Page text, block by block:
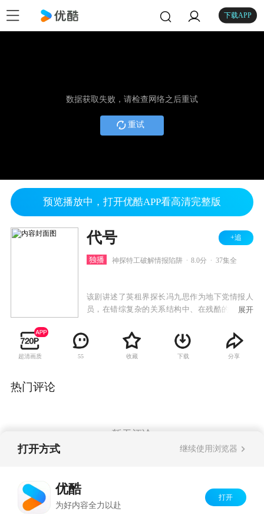
下载APP
数据获取失败，请检查网络之后重试
重试
预览播放中，打开优酷APP看高清完整版
代号 +追
独播 神探特工破解情报陷阱 8.0分 37集全
该剧讲述了英租界探长冯九思作为地下党情报人
员，在错综复杂的关系结构中、在残酷的革命环
定、果敢坚强的中共战士。
展开
超清画质 55 收藏 下载 分享
热门评论
暂无评论
打开方式 继续使用浏览器
优酷
为好内容全力以赴
打开